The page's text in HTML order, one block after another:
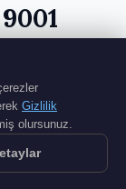
Ankara
ISO 9001
Gizlilik
olursunuz.